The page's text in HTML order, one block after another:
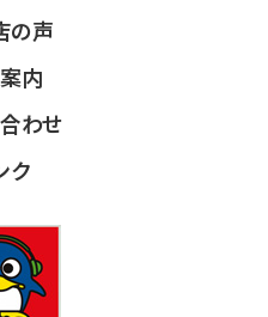
の声
内
わせ
ク